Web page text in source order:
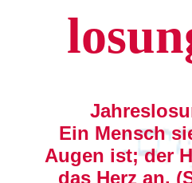
Ein Mensch
Augen ist; der
das Herz an.